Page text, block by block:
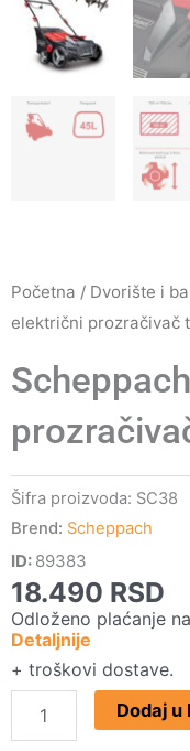
Početna / Dvorište i
električni prozračivač
Šifra proizvoda: SC38
Brend: Scheppach
ID: 89383
18.490 RSD
Odloženo plaćanje na
Detaljnije
+ troškovi dostave.
Scheppach
električni
Dodaj u